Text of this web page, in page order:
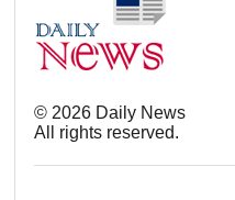
© 2026 Daily News
All rights reserved.